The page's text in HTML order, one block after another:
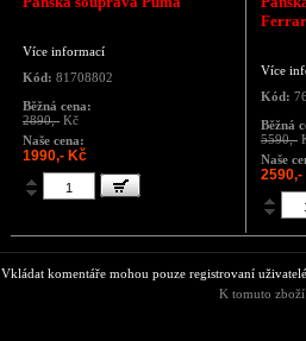
Více informací
Kód: 81708802
Běžná cena:
2890,- Kč
Naše cena:
1990,- Kč
Více
Kód:
Běžná
5590,-
Naše
Vkládat komentáře mohou pouze registrovaní uživatelé
K tomuto zboží